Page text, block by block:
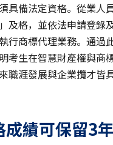
具備法定資格。從業人
及格，並依法申請登錄
行商標代理業務。通過
考生在智慧財產權與商
職涯發展與企業攬才皆
成績可保留3年